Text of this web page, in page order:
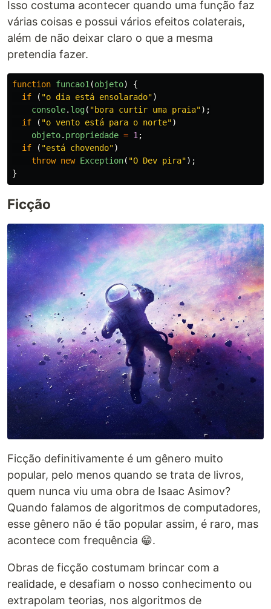
Isso costuma acontecer quando uma função faz
várias coisas e possui vários efeitos colaterais,
além de não deixar claro o que a mesma
pretendia fazer.
function funcao1 (objeto)
{
if
( "o dia está ensolarado")
console. log( "bora curtir uma praia");
if
( "o vento está para o norte")
objeto. propriedade = 1 ;
if
( "está chovendo")
throw new Exception( "O Dev pira");
}
Ficção
Ficção definitivamente é um gênero muito
popular, pelo menos quando se trata de livros,
quem nunca viu uma obra de Isaac Asimov?
Quando falamos de algoritmos de computadores,
esse gênero não é tão popular assim, é raro, mas
acontece com frequência 😁.
Obras de ficção costumam brincar com a
realidade, e desafiam o nosso conhecimento ou
extrapolam teorias, nos algoritmos de